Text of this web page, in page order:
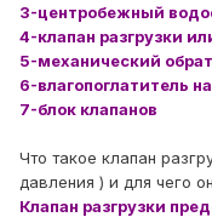
3-центробежный
4-клапан разгрузки
5-механический
6-влагопоглатитель
7-блок клапанов
Что такое клапан
давления ) и для чего
Клапан разгрузки